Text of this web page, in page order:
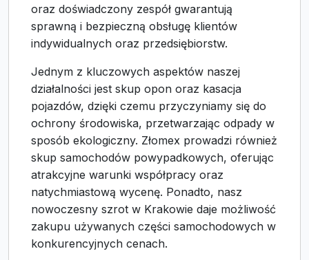
oraz doświadczony zespół gwarantują
sprawną i bezpieczną obsługę klientów
indywidualnych oraz przedsiębiorstw.
Jednym z kluczowych aspektów naszej
działalności jest skup opon oraz kasacja
pojazdów, dzięki czemu przyczyniamy się do
ochrony środowiska, przetwarzając odpady w
sposób ekologiczny. Złomex prowadzi również
skup samochodów powypadkowych, oferując
atrakcyjne warunki współpracy oraz
natychmiastową wycenę. Ponadto, nasz
nowoczesny szrot w Krakowie daje możliwość
zakupu używanych części samochodowych w
konkurencyjnych cenach.